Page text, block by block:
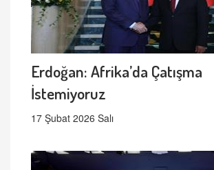
Erdoğan: Afrika’da Çatışma
İstemiyoruz
17 Şubat 2026 Salı